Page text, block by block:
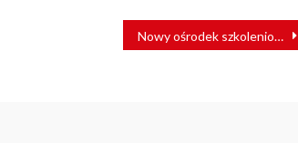
Nowy ośrodek szkoleniowy Straży Ochrony Kolei w Zbąszyniu